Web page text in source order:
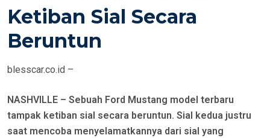
Ketiban Sial Secara
Beruntun
blesscar.co.id –
NASHVILLE – Sebuah Ford Mustang model terbaru
tampak ketiban sial secara beruntun. Sial kedua justru
saat mencoba menyelamatkannya dari sial yang